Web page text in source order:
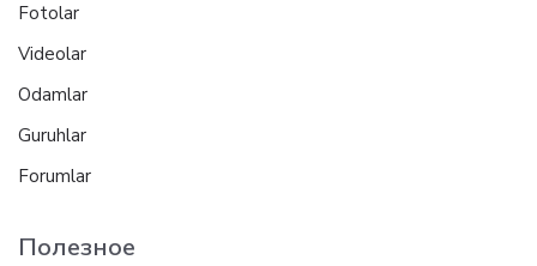
Fotolar
Videolar
Odamlar
Guruhlar
Forumlar
Полезное